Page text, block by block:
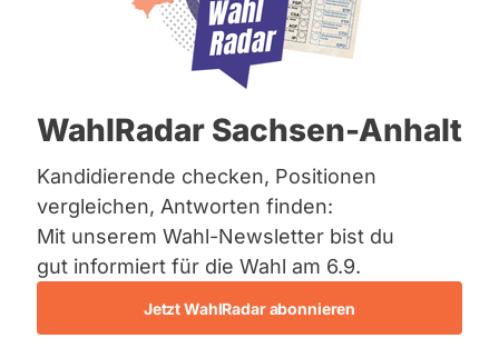
Bremen
Hamburg
Mecklenburg-Vorpommern
Nordrhein-Westfalen
Saarland
Sachsen
Sachsen-Anhalt
Sachsen-Anhalt
Schleswig-Holstein
Thüringen
Archiv
WahlRadar Sachsen-Anhalt
Kandidierende checken, Positionen
vergleichen, Antworten finden:
Mit unserem Wahl-Newsletter bist du
gut informiert für die Wahl am 6.9.
Jetzt WahlRadar abonnieren
19.05.2026
Warum werden Geschiedene im
Referentenentwurf zum
Bundesalimentationsgesetz nicht
bedacht, die Kindesunterhalt u./o.
Trennungs- bzw. nachehelichen
Ehegattenunterhalt bezahlen müssen?
Benachteiligung!
Warum werden Geschiedene im